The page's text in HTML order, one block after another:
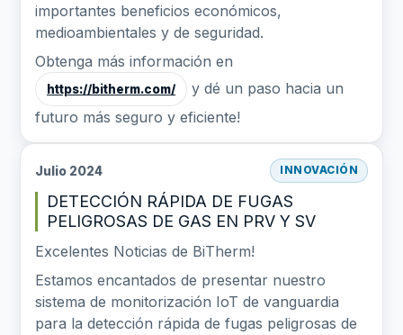
importantes beneficios económicos,
medioambientales y de seguridad.
Obtenga más información en
https://bitherm.com/
y dé un paso hacia un
futuro más seguro y eficiente!
Julio 2024 INNOVACIÓN
DETECCIÓN RÁPIDA DE FUGAS
PELIGROSAS DE GAS EN PRV Y SV
Excelentes Noticias de BiTherm!
Estamos encantados de presentar nuestro
sistema de monitorización IoT de vanguardia
para la detección rápida de fugas peligrosas de